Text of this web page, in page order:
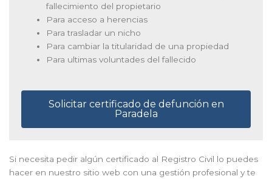
fallecimiento del propietario
Para acceso a herencias
Para trasladar un nicho
Para cambiar la titularidad de una propiedad
Para ultimas voluntades del fallecido
Solicitar certificado de defunción en
Paradela
Si necesita pedir algún certificado al Registro Civil lo puedes
hacer en nuestro sitio web con una gestión profesional y te